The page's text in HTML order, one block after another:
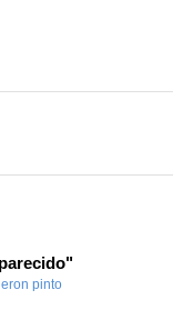
pinto-